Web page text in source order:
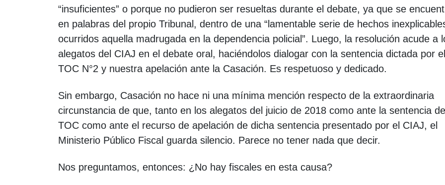
“insuficientes” o porque no pudieron ser resueltas durante el debate, ya que se
en palabras del propio Tribunal, dentro de una “lamentable serie de hechos
ocurridos aquella madrugada en la dependencia policial”. Luego, la resolución acude a
alegatos del CIAJ en el debate oral, haciéndolos dialogar con la sentencia dictada por el
TOC N°2 y nuestra apelación ante la Casación. Es respetuoso y dedicado.
Sin embargo, Casación no hace ni una mínima mención respecto de la extraordinaria
circunstancia de que, tanto en los alegatos del juicio de 2018 como ante la sentencia
TOC como ante el recurso de apelación de dicha sentencia presentado por el CIAJ, el
Ministerio Público Fiscal guarda silencio. Parece no tener nada que decir.
Nos preguntamos, entonces: ¿No hay fiscales en esta causa?